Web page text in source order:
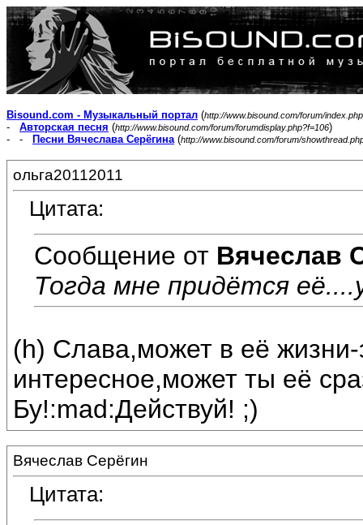
Bisound.com - Музыкальный портал (http://www.bisound.com/forum/index.php
- Авторская песня (http://www.bisound.com/forum/forumdisplay.php?f=106)
- -
Песни Вячеслава Серёгина(http://www.bisound.com/forum/
ольга20112011
Цитата:
Сообщение от Вячеслав
Тогда мне придётся
(h) Слава,может в её жизни-
интересное,может ты её
Бу!:mad:Действуй! ;)
Вячеслав Серёгин
Цитата: